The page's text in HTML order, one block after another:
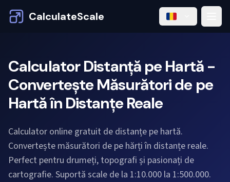
CalculateScale
Calculator Distanță pe Hartă -
Convertește Măsurători de pe
Hartă în Distanțe Reale
Calculator online gratuit de distanțe pe hartă.
Convertește măsurători de pe hărți în distanțe reale.
Perfect pentru drumeți, topografi și pasionați de
cartografie. Suportă scale de la 1:10.000 la 1:500.000.